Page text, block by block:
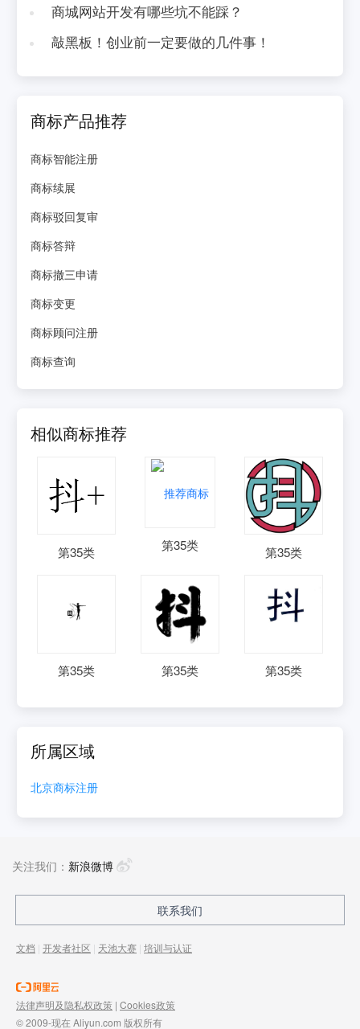
商城网站开发有哪些坑不能踩？
敲黑板！创业前一定要做的几件事！
商标产品推荐
商标智能注册
商标续展
商标驳回复审
商标答辩
商标撤三申请
商标变更
商标顾问注册
商标查询
相似商标推荐
第35类 第35类 第35类
第35类 第35类 第35类
所属区域
北京商标注册